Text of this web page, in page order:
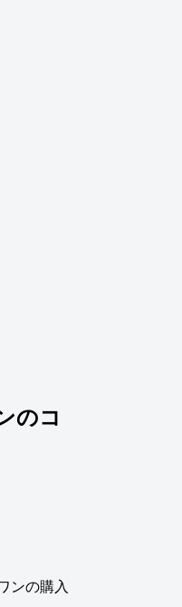
のコ
ンの購入